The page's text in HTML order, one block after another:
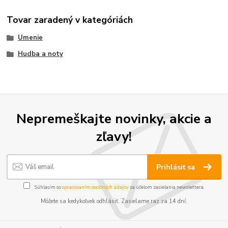
Tovar zaradený v kategóriách
Umenie
Hudba a noty
Nepremeškajte novinky, akcie a
zľavy!
Prihlásiť sa
Súhlasím sospracovaním osobných údajov za účelom zasielania newslettera.
Môžete sa kedykoľvek odhlásiť. Zasielame raz za 14 dní.